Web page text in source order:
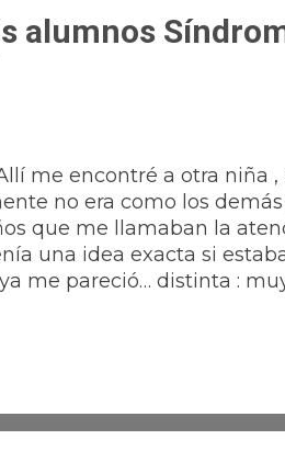
alumnos
me encontré a otra niña
no era como los
que me llamaban la
una idea exacta si
me pareció… distinta :
yo estaba obligado , a
que debía saber
de averiguar que tenía que